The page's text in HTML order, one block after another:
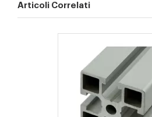
Articoli Correlati